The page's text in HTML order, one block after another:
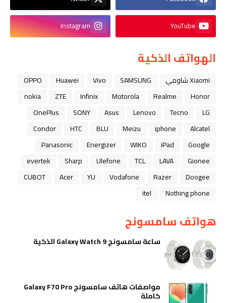
YouTube
Instagram
الهواتف الذكية
Xiaomi شاومي SAMSUNG
Vivo
Huawei
OPPO
Honor
Realme
Motorola
Infinix
ZTE
nokia
LG
Tecno
Lenovo
Asus
SONY
OnePlus
Alcatel
iphone
Meizu
BLU
HTC
Condor
Google
iPad
WIKO
Energizer
Panasonic
Gionee
LAVA
TCL
Ulefone
Sharp
evertek
Doogee
Razer
Vodafone
YU
Acer
CUBOT
Nothing phone
itel
هواتف سامسونج
ساعة سامسونج Galaxy Watch 9 الذكية
مواصفات هاتف سامسونج Galaxy F70 Pro
كاملة